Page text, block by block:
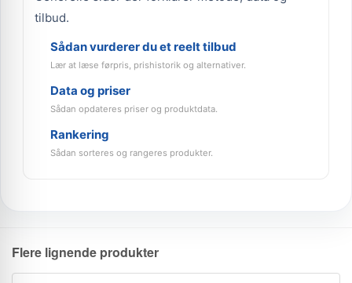
tilbud.
Sådan vurderer du et reelt tilbud
Lær at læse førpris, prishistorik og alternativer.
Data og priser
Sådan opdateres priser og produktdata.
Rankering
Sådan sorteres og rangeres produkter.
Flere lignende produkter